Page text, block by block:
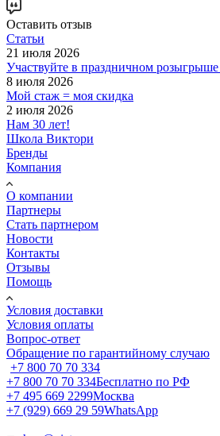
Оставить отзыв
Статьи
21 июля 2026
Участвуйте в праздничном
8 июля 2026
Мой стаж = моя скидка
2 июля 2026
Нам 30 лет!
Школа Виктори
Бренды
Компания
О компании
Партнеры
Стать партнером
Новости
Контакты
Отзывы
Помощь
Условия доставки
Условия оплаты
Вопрос-ответ
Обращение по гарантийному случаю
+7 800 70 70 334
+7 800 70 70 334Бесплатно по РФ
+7 495 669 2299Москва
+7 (929) 669 29 59WhatsApp